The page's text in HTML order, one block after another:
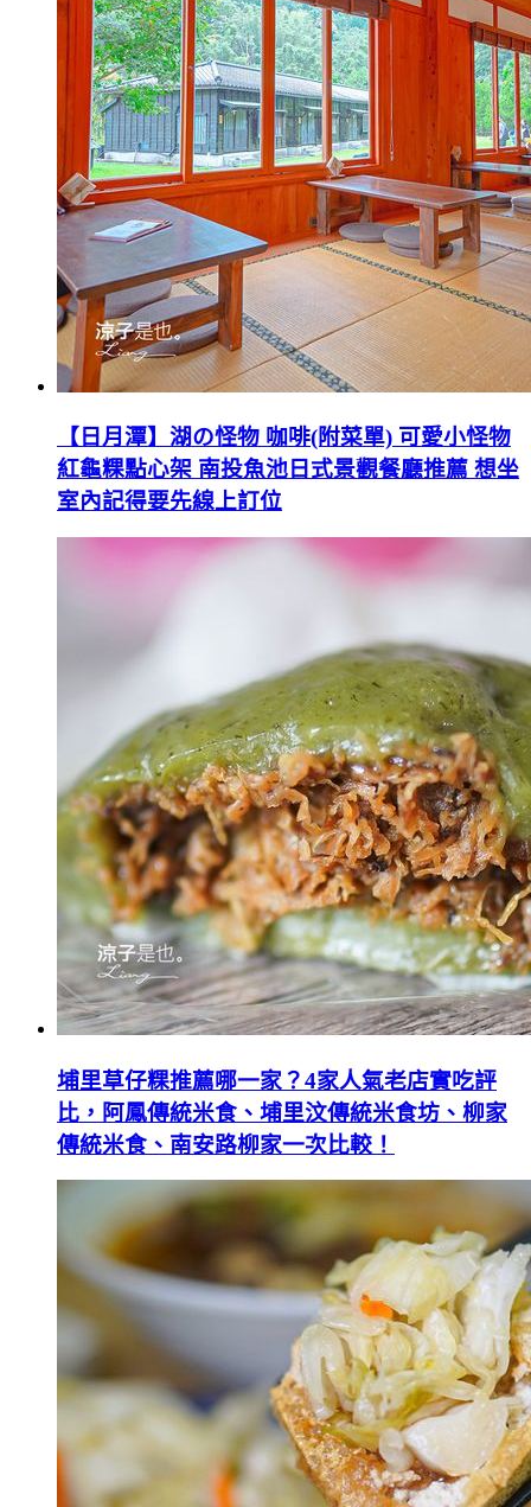
【日月潭】湖の怪物 咖啡(附菜單) 可愛小怪物
紅龜粿點心架 南投魚池日式景觀餐廳推薦 想坐
室內記得要先線上訂位
埔里草仔粿推薦哪一家？4家人氣老店實吃評
比，阿鳳傳統米食、埔里汶傳統米食坊、柳家
傳統米食、南安路柳家一次比較！